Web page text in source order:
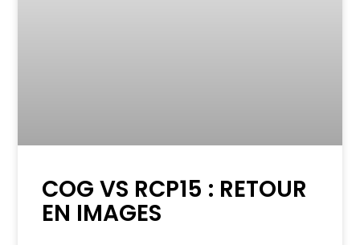
COG VS RCP15 : RETOUR
EN IMAGES